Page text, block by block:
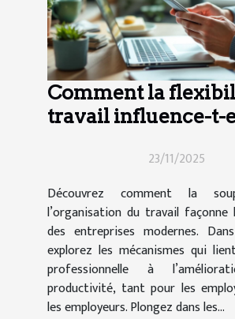
Comment la
travail influence-t-
23/11/2025
Découvrez comment la
l’organisation du travail façonne
des entreprises modernes.
explorez les mécanismes qui
professionnelle à
productivité, tant pour les
les employeurs. Plongez dans les...